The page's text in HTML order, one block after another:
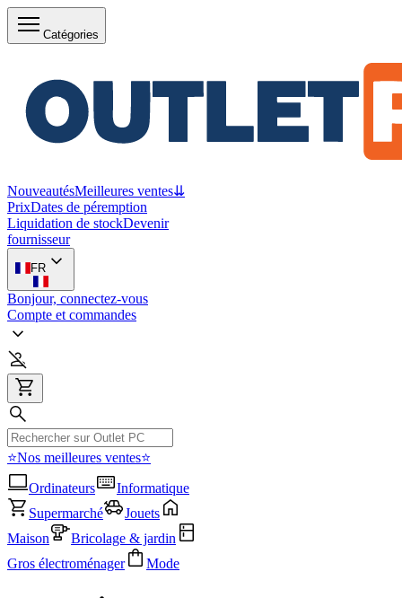
Catégories
NouveautésMeilleures ventes⇊
PrixDates de péremption
Liquidation de stockDevenir
fournisseur
FR
Bonjour, connectez-vous
Compte et commandes
⭐Nos meilleures ventes⭐
Ordinateurs
Informatique
Supermarché
Jouets
Maison
Bricolage & jardin
Gros électroménager
Mode